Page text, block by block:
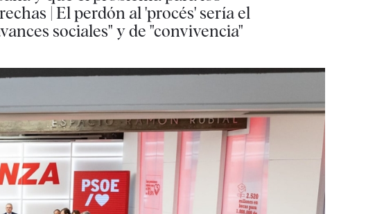
| El perdón al 'procés' sería el
sociales" y de "convivencia"